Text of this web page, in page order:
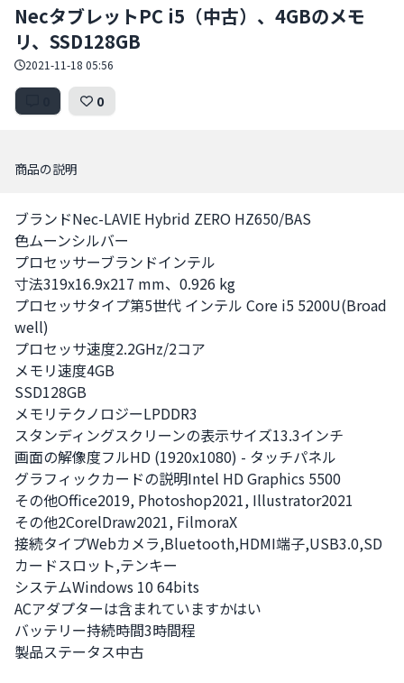
NecタブレットPC i5（中古）、4GBのメモ
リ、SSD128GB
2021-11-18 05:56
0
商品の説明
ブランドNec-LAVIE Hybrid ZERO HZ650/BAS
色ムーンシルバー
プロセッサーブランドインテル
寸法319x16.9x217 mm、0.926 kg
プロセッサタイプ第5世代 インテル Core i5 5200U(Broad
well)
プロセッサ速度2.2GHz/2コア
メモリ速度4GB
SSD128GB
メモリテクノロジーLPDDR3
スタンディングスクリーンの表示サイズ13.3インチ
画面の解像度フルHD (1920x1080) - タッチパネル
グラフィックカードの説明Intel HD Graphics 5500
その他Office2019, Photoshop2021, Illustrator2021
その他2CorelDraw2021, FilmoraX
接続タイプWebカメラ,Bluetooth,HDMI端子,USB3.0,SD
カードスロット,テンキー
システムWindows 10 64bits
ACアダプターは含まれていますかはい
バッテリー持続時間3時間程
製品ステータス中古